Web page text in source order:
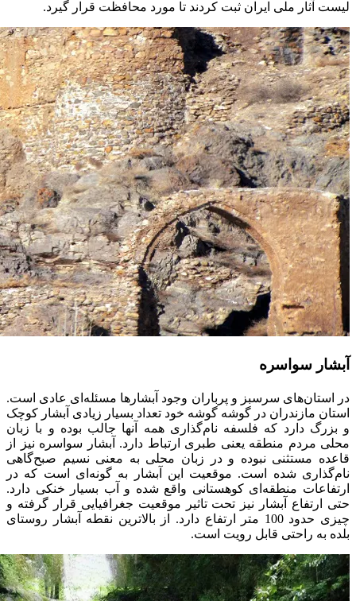
لیست آثار ملی ایران ثبت کردند تا مورد محافظت قرار گیرد.
آبشار سواسره
در استان‌های سرسبز و پرباران وجود آبشارها مسئله‌ای عادی است.
استان مازندران در گوشه گوشه خود تعداد بسیار زیادی آبشار کوچک
و بزرگ دارد که فلسفه نام‌گذاری همه آنها جالب بوده و با زبان
محلی مردم منطقه یعنی طبری ارتباط دارد. آبشار سواسره نیز از
قاعده مستثنی نبوده و در زبان محلی به معنی نسیم صبح‌گاهی
نام‌گذاری شده است. موقعیت این آبشار به گونه‌ای است که در
ارتفاعات منطقه‌ای کوهستانی واقع شده و آب بسیار خنکی دارد.
حتی ارتفاع آبشار نیز تحت تاثیر موقعیت جغرافیایی قرار گرفته و
چیزی حدود 100 متر ارتفاع دارد. از بالاترین نقطه آبشار روستای
بلده به راحتی قابل رویت است.